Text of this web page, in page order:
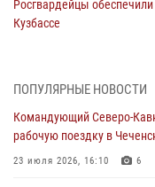
Росгвардейцы
Кузбассе
Военнослужащие
дорогой к Победе в СВО»
08 августа 2026, 07:00
ПОПУЛЯРНЫЕ НОВОСТИ
Командующий Северо-
рабочую поездку в
23 июля 2026, 16:10 6